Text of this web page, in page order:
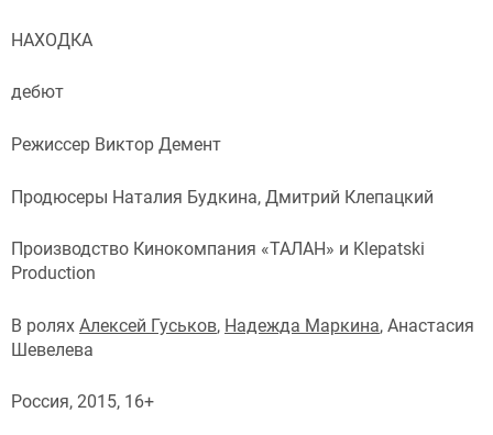
НАХОДКА
дебют
Режиссер Виктор Демент
Продюсеры Наталия Будкина, Дмитрий Клепацкий
Производство Кинокомпания «ТАЛАН» и Klepatski
Production
В ролях Алексей Гуськов, Надежда Маркина, Анастасия
Шевелева
Россия, 2015, 16+